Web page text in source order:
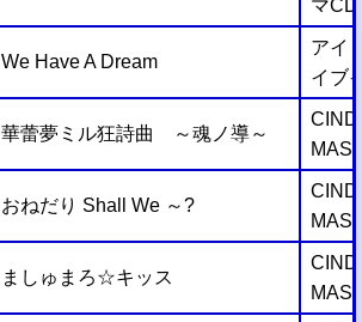
マCD
We Have A Dream
アイ
イブ
華蕾夢ミル狂詩曲 ～魂ノ導～
おねだり Shall We ～?
ましゅまろ☆キッス